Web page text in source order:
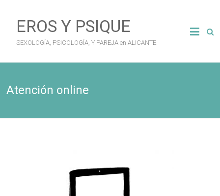
contenidoEROS Y PSIQUE
SEXOLOGÍA, PSICOLOGÍA, Y PAREJA en ALICANTE.
Atención online